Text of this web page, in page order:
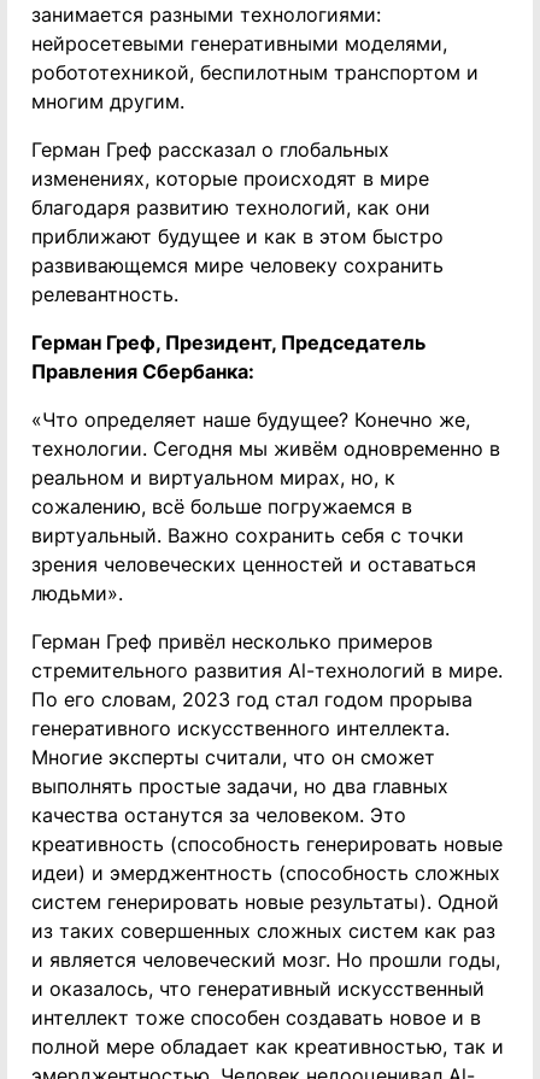
занимается разными технологиями:
нейросетевыми генеративными моделями,
робототехникой, беспилотным транспортом и
многим другим.
Герман Греф рассказал о глобальных
изменениях, которые происходят в мире
благодаря развитию технологий, как они
приближают будущее и как в этом быстро
развивающемся мире человеку сохранить
релевантность.
Герман Греф, Президент, Председатель
Правления Сбербанка:
«Что определяет наше будущее? Конечно же,
технологии. Сегодня мы живём одновременно в
реальном и виртуальном мирах, но, к
сожалению, всё больше погружаемся в
виртуальный. Важно сохранить себя с точки
зрения человеческих ценностей и оставаться
людьми».
Герман Греф привёл несколько примеров
стремительного развития Al-технологий в мире.
По его словам, 2023 год стал годом прорыва
генеративного искусственного интеллекта.
Многие эксперты считали, что он сможет
выполнять простые задачи, но два главных
качества останутся за человеком. Это
креативность (способность генерировать новые
идеи) и эмерджентность (способность сложных
систем генерировать новые результаты). Одной
из таких совершенных сложных систем как раз
и является человеческий мозг. Но прошли годы,
и оказалось, что генеративный искусственный
интеллект тоже способен создавать новое и в
полной мере обладает как креативностью, так и